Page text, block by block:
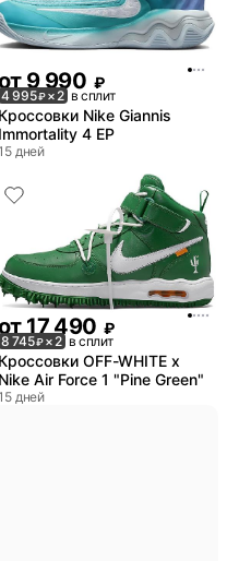
9 990 ₽
4 995₽× 2 в сплит
Кроссовки Nike Giannis
Immortality 4 EP
дней
17 490 ₽
8 745₽× 2 в сплит
Кроссовки OFF-WHITE x
Nike Air Force 1 "Pine Green"
дней